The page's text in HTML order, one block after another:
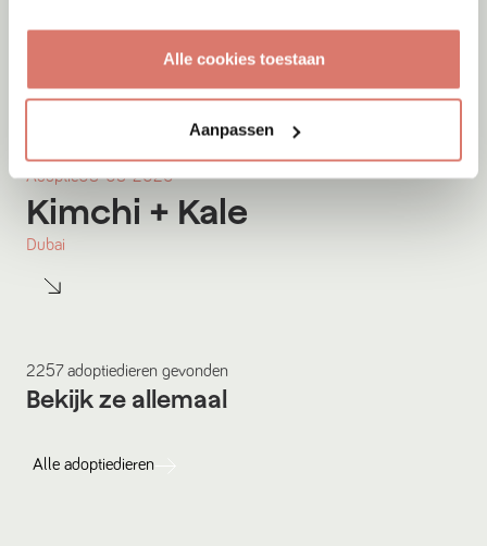
Alle cookies toestaan
Aanpassen
Adoptie08-08-2026
Kimchi + Kale
Dubai
2257 adoptiedieren gevonden
Bekijk ze allemaal
Alle adoptiedieren